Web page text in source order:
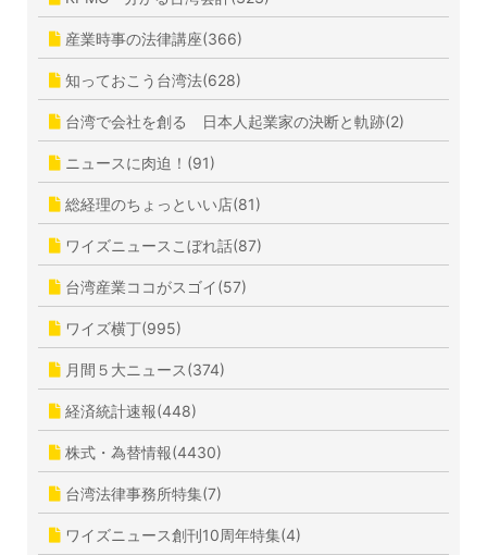
産業時事の法律講座(366)
知っておこう台湾法(628)
台湾で会社を創る 日本人起業家の決断と軌跡(2)
ニュースに肉迫！(91)
総経理のちょっといい店(81)
ワイズニュースこぼれ話(87)
台湾産業ココがスゴイ(57)
ワイズ横丁(995)
月間５大ニュース(374)
経済統計速報(448)
株式・為替情報(4430)
台湾法律事務所特集(7)
ワイズニュース創刊10周年特集(4)